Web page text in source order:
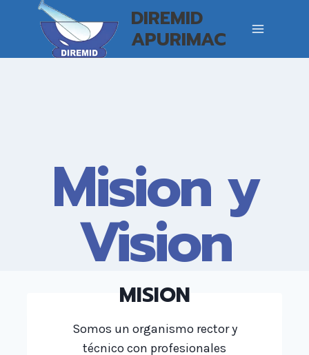
DIREMID
APURIMAC
Mision y
Vision
MISION
Somos un organismo rector y
técnico con profesionales